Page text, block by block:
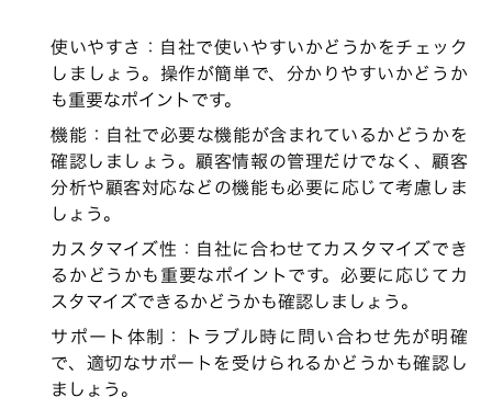
使いやすさ：自社で使いやすいかどうかをチェック
しましょう。操作が簡単で、分かりやすいかどうか
も重要なポイントです。
機能：自社で必要な機能が含まれているかどうかを
確認しましょう。顧客情報の管理だけでなく、顧客
分析や顧客対応などの機能も必要に応じて考慮しま
しょう。
カスタマイズ性：自社に合わせてカスタマイズでき
るかどうかも重要なポイントです。必要に応じてカ
スタマイズできるかどうかも確認しましょう。
サポート体制：トラブル時に問い合わせ先が明確
で、適切なサポートを受けられるかどうかも確認し
ましょう。